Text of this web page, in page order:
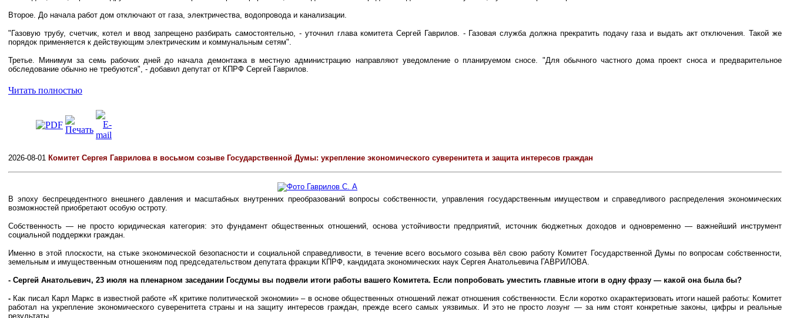
Второе. До начала работ дом отключают от газа, электричества, водопровода и канализации.
"Газовую трубу, счетчик, котел и ввод запрещено разбирать самостоятельно, - уточнил глава комитета Сергей Гаврилов. - Газовая служба должна прекратить подачу газа и выдать акт отключения. Такой же
порядок применяется к действующим электрическим и коммунальным сетям".
Третье. Минимум за семь рабочих дней до начала демонтажа в местную администрацию направляют уведомление о планируемом сносе. "Для обычного частного дома проект сноса и предварительное
обследование обычно не требуются", - добавил депутат от КПРФ Сергей Гаврилов.
Читать полностью
2026-08-01 Комитет Сергея Гаврилова в восьмом созыве Государственной Думы: укрепление экономического суверенитета и защита интересов граждан
В эпоху беспрецедентного внешнего давления и масштабных внутренних преобразований вопросы собственности, управления государственным имуществом и справедливого распределения экономических
возможностей приобретают особую остроту.
Собственность — не просто юридическая категория: это фундамент общественных отношений, основа устойчивости предприятий, источник бюджетных доходов и одновременно — важнейший инструмент
социальной поддержки граждан.
Именно в этой плоскости, на стыке экономической безопасности и социальной справедливости, в течение всего восьмого созыва вёл свою работу Комитет Государственной Думы по вопросам собственности,
земельным и имущественным отношениям под председательством депутата фракции КПРФ, кандидата экономических наук Сергея Анатольевича ГАВРИЛОВА.
- Сергей Анатольевич, 23 июля на пленарном заседании Госдумы вы подвели итоги работы вашего Комитета. Если попробовать уместить главные итоги в одну фразу — какой она была бы?
- Как писал Карл Маркс в известной работе «К критике политической экономии» – в основе общественных отношений лежат отношения собственности. Если коротко охарактеризовать итоги нашей работы: Комитет
работал на укрепление экономического суверенитета страны и на защиту интересов граждан, прежде всего самых уязвимых. И это не просто лозунг — за ним стоят конкретные законы, цифры и реальные
результаты.